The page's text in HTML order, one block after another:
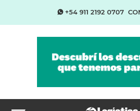
+54 911 2192 0707